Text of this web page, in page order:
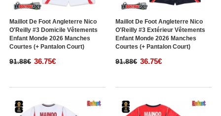
Maillot De Foot Angleterre Nico
O'Reilly #3 Domicile Vêtements
Enfant Monde 2026 Manches
Courtes (+ Pantalon Court)
91.88€ 36.75€
Maillot De Foot Angleterre Nico
O'Reilly #3 Extérieur Vêtements
Enfant Monde 2026 Manches
Courtes (+ Pantalon Court)
91.88€ 36.75€